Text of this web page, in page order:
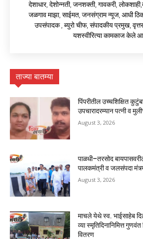
देशाधार, देशोन्नती, जनशक्ती, गावकरी,
जळगाव माझा, साईमत, जनसंग्राम न्यूज, आधी
उपसंपादक , ब्युरो चीफ, संपादकीय प्रमुख,
यशस्वीरित्या कामकाज केले
ताज्या बातम्या
पिंपरीतील उच्चशिक्षित
उपचारादरम्यान पत्नी व
August 3, 2026
पाळधी–तरसोद
पालकमंत्री व जलसंपदा
August 3, 2026
माचले येथे स्व. भाईसाहेब
व्या स्मृतिदिनानिमित्त गुणवंत
वितरण